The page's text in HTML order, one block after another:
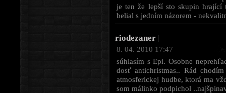
je ten že lepší sto skupin
belial s jedním názorem -
riodezaner |
8. 04. 2010 17:47
súhlasím s Epi. Osobne
dosť antichristmas.. Rád
atmosferickej hudbe, ktorá ma
som málinko podpichol